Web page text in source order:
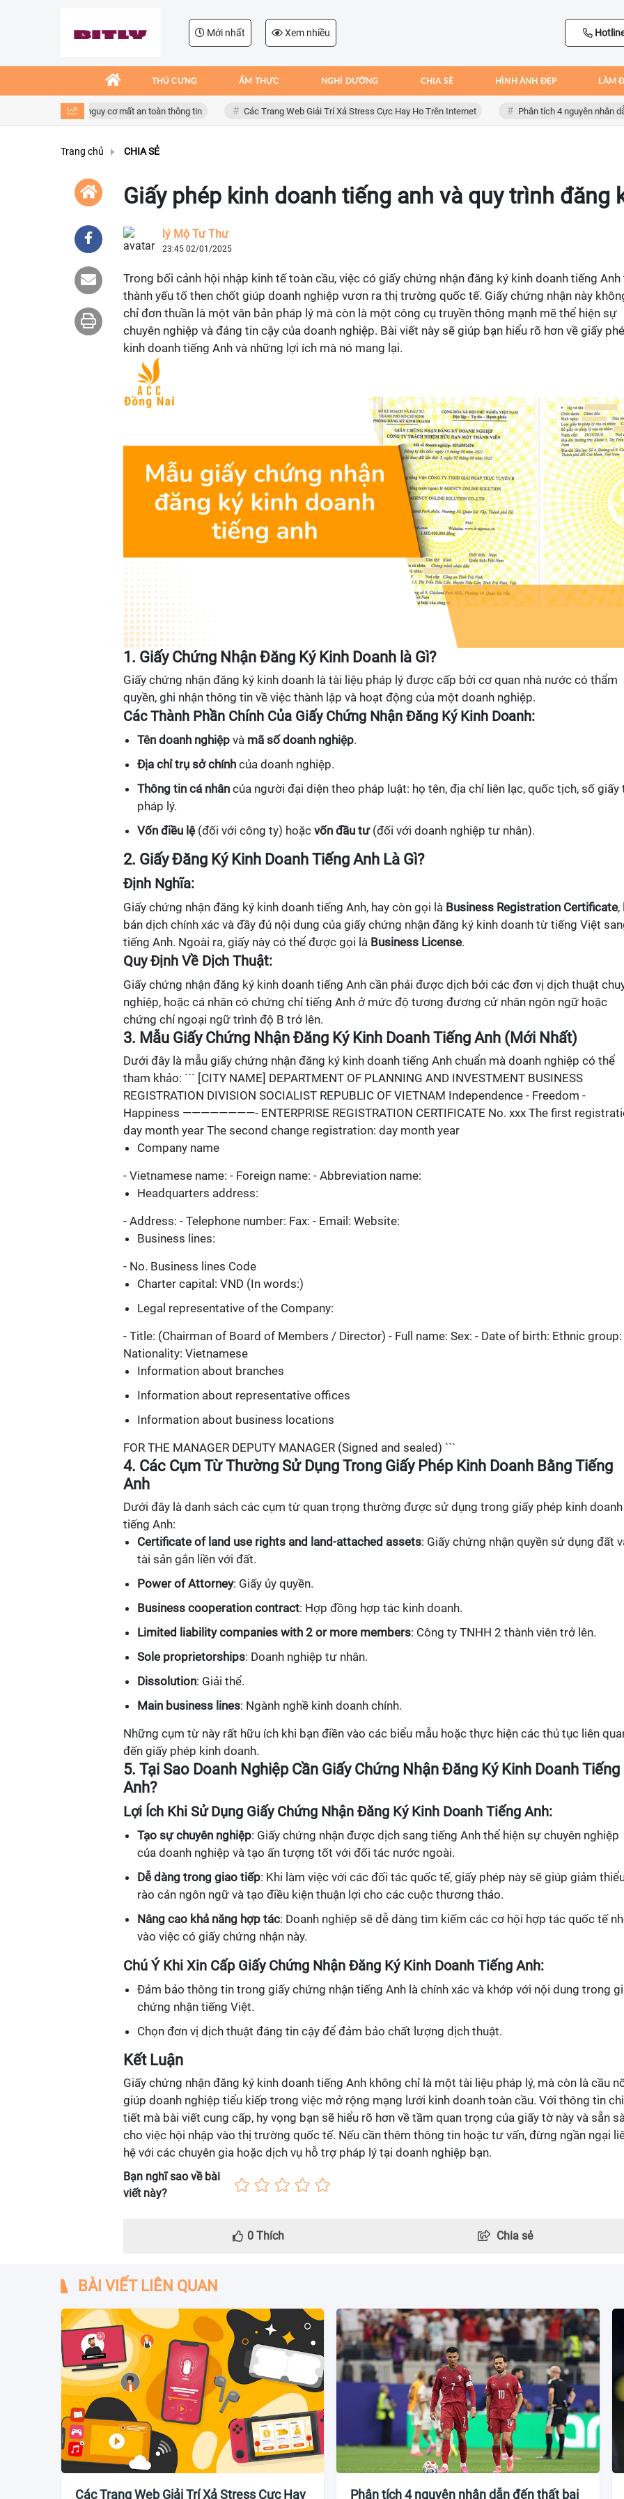
Mới nhất Xem nhiều
THÚ CƯNG ẨM THỰC NGHỈ DƯỠNG CHIA SẺ HÌNH ẢNH ĐẸP LÀM
giả mạo, nguy cơ mất an toàn thông tin Các Trang Web Giải Trí Xả Stress Cực Hay Ho Trên Internet Phân tích 4 nguyên nhân dẫn
Trang chủ CHIA SẺ
Giấy phép kinh doanh tiếng anh và quy trình đăng
lý Mộ Tư Thư
23:45 02/01/2025
Trong bối cảnh hội nhập kinh tế toàn cầu, việc có giấy chứng nhận đăng ký kinh doanh tiếng
thành yếu tố then chốt giúp doanh nghiệp vươn ra thị trường quốc tế. Giấy chứng nhận này
chỉ đơn thuần là một văn bản pháp lý mà còn là một công cụ truyền thông mạnh mẽ thể hiện sự
chuyên nghiệp và đáng tin cậy của doanh nghiệp. Bài viết này sẽ giúp bạn hiểu rõ hơn về giấy
kinh doanh tiếng Anh và những lợi ích mà nó mang lại.
1. Giấy Chứng Nhận Đăng Ký Kinh Doanh là Gì?
Giấy chứng nhận đăng ký kinh doanh là tài liệu pháp lý được cấp bởi cơ quan nhà nước có thẩm
quyền, ghi nhận thông tin về việc thành lập và hoạt động của một doanh nghiệp.
Các Thành Phần Chính Của Giấy Chứng Nhận Đăng Ký Kinh Doanh:
Tên doanh nghiệp và mã số doanh nghiệp.
Địa chỉ trụ sở chính của doanh nghiệp.
Thông tin cá nhân của người đại diện theo pháp luật: họ tên, địa chỉ liên lạc, quốc tịch, số giấy
pháp lý.
Vốn điều lệ (đối với công ty) hoặc vốn đầu tư(đối với doanh nghiệp tư nhân).
2. Giấy Đăng Ký Kinh Doanh Tiếng Anh Là Gì?
Định Nghĩa:
Giấy chứng nhận đăng ký kinh doanh tiếng Anh, hay còn gọi là Business Registration Certificate,
bản dịch chính xác và đầy đủ nội dung của giấy chứng nhận đăng ký kinh doanh từ tiếng Việt
tiếng Anh. Ngoài ra, giấy này có thể được gọi là Business License.
Quy Định Về Dịch Thuật:
Giấy chứng nhận đăng ký kinh doanh tiếng Anh cần phải được dịch bởi các đơn vị dịch thuật
nghiệp, hoặc cá nhân có chứng chỉ tiếng Anh ở mức độ tương đương cử nhân ngôn ngữ hoặc
chứng chỉ ngoại ngữ trình độ B trở lên.
3. Mẫu Giấy Chứng Nhận Đăng Ký Kinh Doanh Tiếng Anh (Mới Nhất)
Dưới đây là mẫu giấy chứng nhận đăng ký kinh doanh tiếng Anh chuẩn mà doanh nghiệp có thể
tham khảo: ``` [CITY NAME] DEPARTMENT OF PLANNING AND INVESTMENT BUSINESS
REGISTRATION DIVISION SOCIALIST REPUBLIC OF VIETNAM Independence - Freedom -
Happiness ————————- ENTERPRISE REGISTRATION CERTIFICATE No. xxx The first
day month year The second change registration: day month year
Company name
- Vietnamese name: - Foreign name: - Abbreviation name:
Headquarters address:
- Address: - Telephone number: Fax: - Email: Website:
Business lines:
- No. Business lines Code
Charter capital: VND (In words:)
Legal representative of the Company:
- Title: (Chairman of Board of Members / Director) - Full name: Sex: - Date of birth: Ethnic group:
Nationality: Vietnamese
Information about branches
Information about representative offices
Information about business locations
FOR THE MANAGER DEPUTY MANAGER (Signed and sealed) ```
4. Các Cụm Từ Thường Sử Dụng Trong Giấy Phép Kinh Doanh Bằng Tiếng
Anh
Dưới đây là danh sách các cụm từ quan trọng thường được sử dụng trong giấy phép kinh doanh
tiếng Anh:
Certificate of land use rights and land-attached assets: Giấy chứng nhận quyền sử dụng đất
tài sản gắn liền với đất.
Power of Attorney: Giấy ủy quyền.
Business cooperation contract: Hợp đồng hợp tác kinh doanh.
Limited liability companies with 2 or more members: Công ty TNHH 2 thành viên trở lên.
Sole proprietorships: Doanh nghiệp tư nhân.
Dissolution: Giải thể.
Main business lines: Ngành nghề kinh doanh chính.
Những cụm từ này rất hữu ích khi bạn điền vào các biểu mẫu hoặc thực hiện các thủ tục liên
đến giấy phép kinh doanh.
5. Tại Sao Doanh Nghiệp Cần Giấy Chứng Nhận Đăng Ký Kinh Doanh Tiếng
Anh?
Lợi Ích Khi Sử Dụng Giấy Chứng Nhận Đăng Ký Kinh Doanh Tiếng Anh:
Tạo sự chuyên nghiệp: Giấy chứng nhận được dịch sang tiếng Anh thể hiện sự chuyên nghiệp
của doanh nghiệp và tạo ấn tượng tốt với đối tác nước ngoài.
Dễ dàng trong giao tiếp: Khi làm việc với các đối tác quốc tế, giấy phép này sẽ giúp giảm
rào cản ngôn ngữ và tạo điều kiện thuận lợi cho các cuộc thương thảo.
Nâng cao khả năng hợp tác: Doanh nghiệp sẽ dễ dàng tìm kiếm các cơ hội hợp tác quốc tế
vào việc có giấy chứng nhận này.
Chú Ý Khi Xin Cấp Giấy Chứng Nhận Đăng Ký Kinh Doanh Tiếng Anh:
Đảm bảo thông tin trong giấy chứng nhận tiếng Anh là chính xác và khớp với nội dung trong
chứng nhận tiếng Việt.
Chọn đơn vị dịch thuật đáng tin cậy để đảm bảo chất lượng dịch thuật.
Kết Luận
Giấy chứng nhận đăng ký kinh doanh tiếng Anh không chỉ là một tài liệu pháp lý, mà còn là cầu
giúp doanh nghiệp tiểu kiếp trong việc mở rộng mạng lưới kinh doanh toàn cầu. Với thông tin chi
tiết mà bài viết cung cấp, hy vọng bạn sẽ hiểu rõ hơn về tầm quan trọng của giấy tờ này và sẵn
cho việc hội nhập vào thị trường quốc tế. Nếu cần thêm thông tin hoặc tư vấn, đừng ngần ngại
hệ với các chuyên gia hoặc dịch vụ hỗ trợ pháp lý tại doanh nghiệp bạn.
Bạn nghĩ sao về bài
viết này?
0Thích Chia sẻ
BÀI VIẾT LIÊN QUAN
Các Trang Web Giải Trí Xả Stress Cực Hay Phân tích 4 nguyên nhân dẫn đến thất bại